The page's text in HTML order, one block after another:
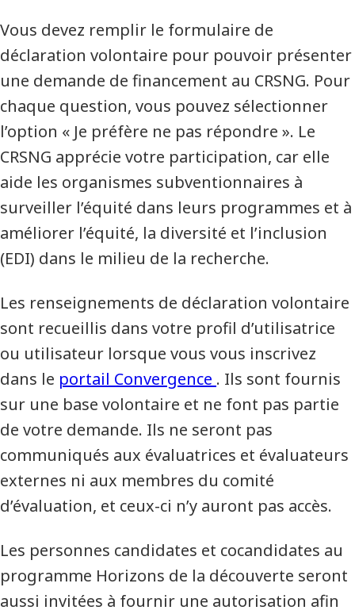
Vous devez remplir le formulaire de
déclaration volontaire pour pouvoir présenter
une demande de financement au CRSNG. Pour
chaque question, vous pouvez sélectionner
l’option « Je préfère ne pas répondre ». Le
CRSNG apprécie votre participation, car elle
aide les organismes subventionnaires à
surveiller l’équité dans leurs programmes et à
améliorer l’équité, la diversité et l’inclusion
(EDI) dans le milieu de la recherche.
Les renseignements de déclaration volontaire
sont recueillis dans votre profil d’utilisatrice
ou utilisateur lorsque vous vous inscrivez
dans le portail Convergence . Ils sont fournis
sur une base volontaire et ne font pas partie
de votre demande. Ils ne seront pas
communiqués aux évaluatrices et évaluateurs
externes ni aux membres du comité
d’évaluation, et ceux-ci n’y auront pas accès.
Les personnes candidates et cocandidates au
programme Horizons de la découverte seront
aussi invitées à fournir une autorisation afin